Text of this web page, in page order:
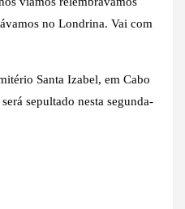
no Londrina. Vai com
Santa Izabel, em Cabo
sepultado nesta segunda-